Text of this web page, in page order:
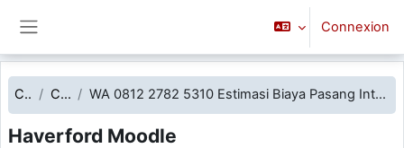
Connexion
Cours Chercher WA 0812 2782 5310 Estimasi Biaya Pasang Interior Set Kamar Tidur Jati Minimalis Terpercaya Sidorejo Salatiga
Haverford Moodle